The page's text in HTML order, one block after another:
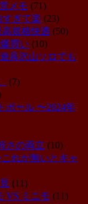
メモ (71)
すぎて楽 (23)
高規格快適 (50)
買い (10)
具沢山ソロでも
(7)
ポール 〜2024年
さの両立 (10)
れが無いとキャ
(11)
VS ミニモ (11)